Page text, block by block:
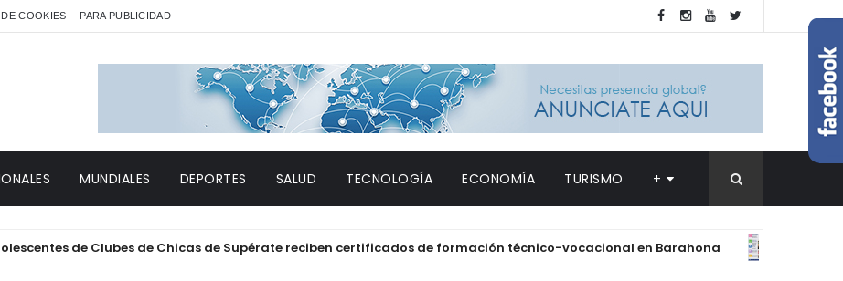
COOKIES PARA PUBLICIDAD
MUNDIALES DEPORTES SALUD TECNOLOGÍA ECONOMÍA TURISMO +
de Clubes de Chicas de Supérate reciben certificados de formación técnico-vocacional en Barahona DESTACADAS